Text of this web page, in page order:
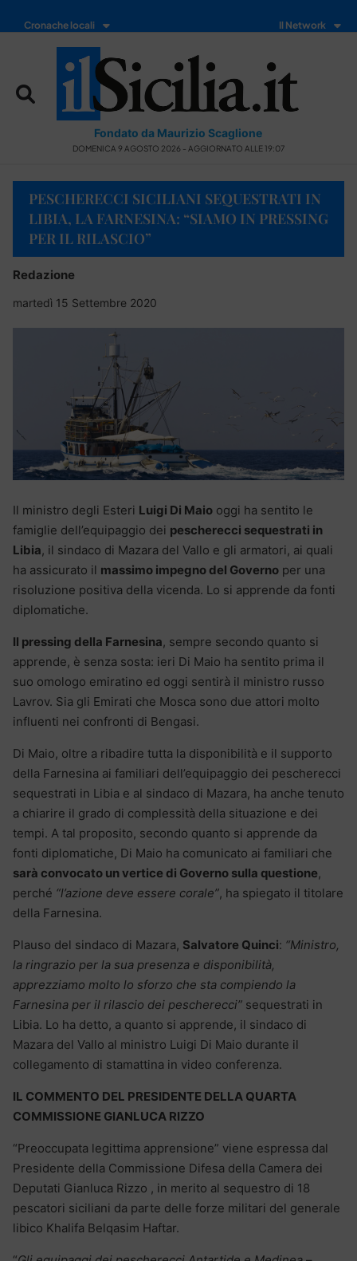
Cronache locali Il Network
Fondato da Maurizio Scaglione
DOMENICA 9 AGOSTO 2026 - AGGIORNATO ALLE 19:07
PESCHERECCI SICILIANI SEQUESTRATI IN
LIBIA, LA FARNESINA: “SIAMO IN PRESSING
PER IL RILASCIO”
Redazione
martedì 15 Settembre 2020
Il ministro degli Esteri Luigi Di Maio oggi ha sentito le
famiglie dell’equipaggio dei pescherecci sequestrati in
Libia, il sindaco di Mazara del Vallo e gli armatori, ai quali
ha assicurato il massimo impegno del Governo per una
risoluzione positiva della vicenda. Lo si apprende da fonti
diplomatiche.
Il pressing della Farnesina, sempre secondo quanto si
apprende, è senza sosta: ieri Di Maio ha sentito prima il
suo omologo emiratino ed oggi sentirà il ministro russo
Lavrov. Sia gli Emirati che Mosca sono due attori molto
influenti nei confronti di Bengasi.
Di Maio, oltre a ribadire tutta la disponibilità e il supporto
della Farnesina ai familiari dell’equipaggio dei pescherecci
sequestrati in Libia e al sindaco di Mazara, ha anche tenuto
a chiarire il grado di complessità della situazione e dei
tempi. A tal proposito, secondo quanto si apprende da
fonti diplomatiche, Di Maio ha comunicato ai familiari che
sarà convocato un vertice di Governo sulla questione,
perché “l’azione deve essere corale”, ha spiegato il titolare
della Farnesina.
Plauso del sindaco di Mazara, Salvatore Quinci: “Ministro,
la ringrazio per la sua presenza e disponibilità,
apprezziamo molto lo sforzo che sta compiendo la
Farnesina per il rilascio dei pescherecci” sequestrati in
Libia. Lo ha detto, a quanto si apprende, il sindaco di
Mazara del Vallo al ministro Luigi Di Maio durante il
collegamento di stamattina in video conferenza.
IL COMMENTO DEL PRESIDENTE DELLA QUARTA
COMMISSIONE GIANLUCA RIZZO
“Preoccupata legittima apprensione” viene espressa dal
Presidente della Commissione Difesa della Camera dei
Deputati Gianluca Rizzo , in merito al sequestro di 18
pescatori siciliani da parte delle forze militari del generale
libico Khalifa Belqasim Haftar.